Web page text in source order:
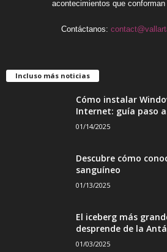
acontecimientos que conforman
Contáctanos:
Incluso más noticias
Cómo instalar
Internet: guía paso
01/14/2025
Descubre cómo
sanguíneo
01/13/2025
El iceberg más
desprende de la
01/03/2025